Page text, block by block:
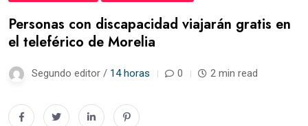
Personas con discapacidad viajarán gratis en
el teleférico de Morelia
Segundo editor / 14 horas 0 2 min read